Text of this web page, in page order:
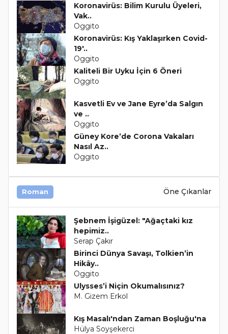
Koronavirüs: Bilim Kurulu Üyeleri,
Vak..
Oggito
Koronavirüs: Kış Yaklaşırken Covid-
19'..
Oggito
Kaliteli Bir Uyku İçin 6 Öneri
Oggito
Kasvetli Ev ve Jane Eyre’da Salgın
ve ..
Oggito
Güney Kore’de Corona Vakaları
Nasıl Az..
Oggito
Roman Öne Çıkanlar
Şebnem İşigüzel: "Ağaçtaki kız
hepimiz..
Serap Çakır
Birinci Dünya Savaşı, Tolkien’in
Hikây..
Oggito
Ulysses’i Niçin Okumalısınız?
M. Gizem Erkol
Kış Masalı'ndan Zaman Boşluğu'na
Hülya Soyşekerci